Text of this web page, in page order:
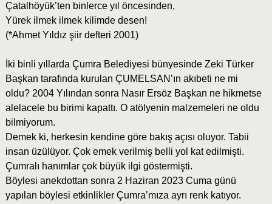
Çatalhöyük’ten binlerce yıl öncesinden,
Yürek ilmek ilmek kilimde desen!
(*Ahmet Yıldız şiir defteri 2001)
İki binli yıllarda Çumra Belediyesi bünyesinde Zeki Türker
Başkan tarafında kurulan ÇUMELSAN’ın akıbeti ne mi
oldu? 2004 Yılından sonra Nasır Ersöz Başkan ne hikmetse
alelacele bu birimi kapattı. O atölyenin malzemeleri ne oldu
bilmiyorum.
Demek ki, herkesin kendine göre bakış açısı oluyor. Tabii
insan üzülüyor. Çok emek verilmiş belli yol kat edilmişti.
Çumralı hanımlar çok büyük ilgi göstermişti.
Böylesi anekdottan sonra 2 Haziran 2023 Cuma günü
yapılan böylesi etkinlikler Çumra’mıza ayrı renk katıyor.